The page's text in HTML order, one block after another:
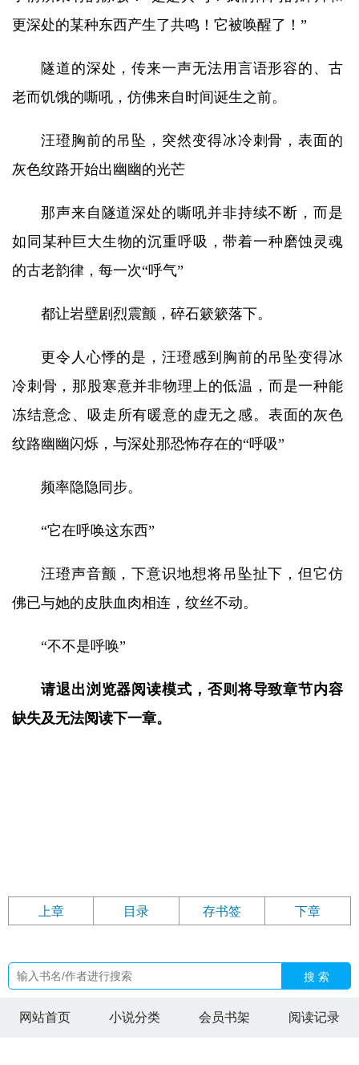
更深处的某种东西产生了共鸣！它被唤醒了！”
隧道的深处，传来一声无法用言语形容的、古
老而饥饿的嘶吼，仿佛来自时间诞生之前。
汪璒胸前的吊坠，突然变得冰冷刺骨，表面的
灰色纹路开始出幽幽的光芒
那声来自隧道深处的嘶吼并非持续不断，而是
如同某种巨大生物的沉重呼吸，带着一种磨蚀灵魂
的古老韵律，每一次“呼气”
都让岩壁剧烈震颤，碎石簌簌落下。
更令人心悸的是，汪璒感到胸前的吊坠变得冰
冷刺骨，那股寒意并非物理上的低温，而是一种能
冻结意念、吸走所有暖意的虚无之感。表面的灰色
纹路幽幽闪烁，与深处那恐怖存在的“呼吸”
频率隐隐同步。
“它在呼唤这东西”
汪璒声音颤，下意识地想将吊坠扯下，但它仿
佛已与她的皮肤血肉相连，纹丝不动。
“不不是呼唤”
请退出浏览器阅读模式，否则将导致章节内容
缺失及无法阅读下一章。
上章 目录 存书签 下章
搜 索
网站首页 小说分类 会员书架 阅读记录